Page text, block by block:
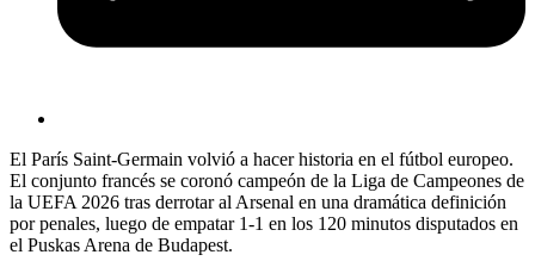
El París Saint-Germain volvió a hacer historia en el fútbol europeo.
El conjunto francés se coronó campeón de la Liga de Campeones de
la UEFA 2026 tras derrotar al Arsenal en una dramática definición
por penales, luego de empatar 1-1 en los 120 minutos disputados en
el Puskas Arena de Budapest.